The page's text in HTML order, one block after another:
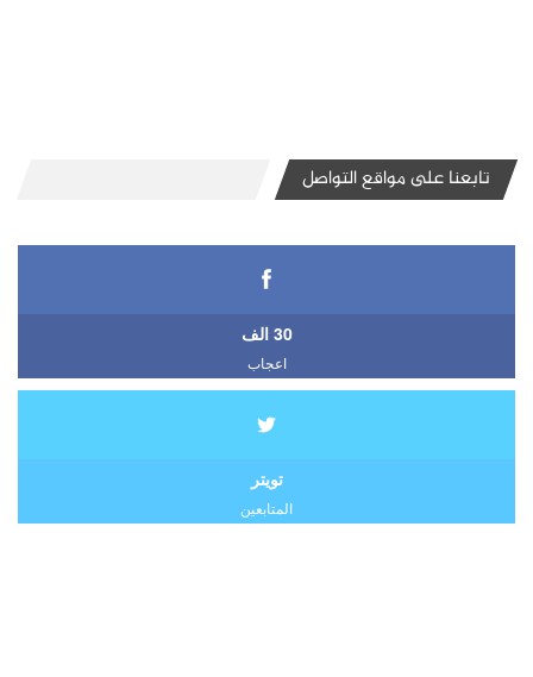
تابعنا على مواقع التواصل
30 الف
اعجاب
تويتر
المتابعين